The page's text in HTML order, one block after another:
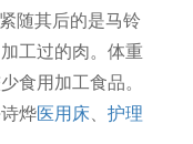
随其后的是马铃
工过的肉。体重
食用加工食品。
烨医用床
护理